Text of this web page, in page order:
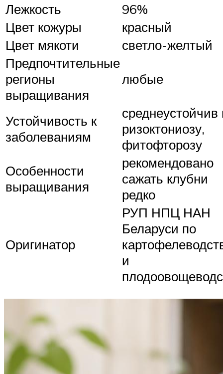
Лежкость
96%
Цвет кожуры
красный
Цвет мякоти
светло-желтый
Предпочтительные
регионы
выращивания
любые
Устойчивость к
заболеваниям
среднеустойчив
ризоктониозу,
фитофторозу
Особенности
выращивания
рекомендовано
сажать клубни
редко
Оригинатор
РУП НПЦ НАН
Беларуси по
и